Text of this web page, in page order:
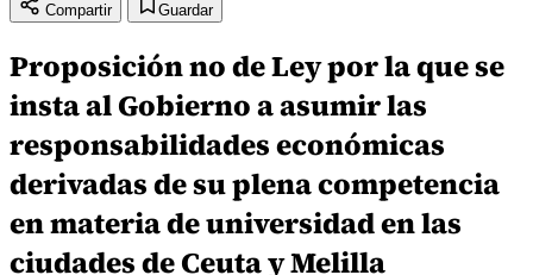
Compartir
Guardar
Proposición no de Ley por la que se
insta al Gobierno a asumir las
responsabilidades económicas
derivadas de su plena competencia
en materia de universidad en las
ciudades de Ceuta y Melilla